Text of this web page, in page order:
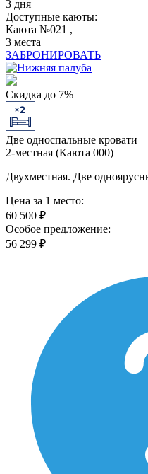
3 дня
Доступные каюты:
Каюта №021 ,
3 места
ЗАБРОНИРОВАТЬ
Скидка до 7%
Две односпальные кровати
2-местная (Каюта 000)
Двухместная. Две
Цена за 1 место:
60 500 ₽
Особое предложение:
56 299 ₽